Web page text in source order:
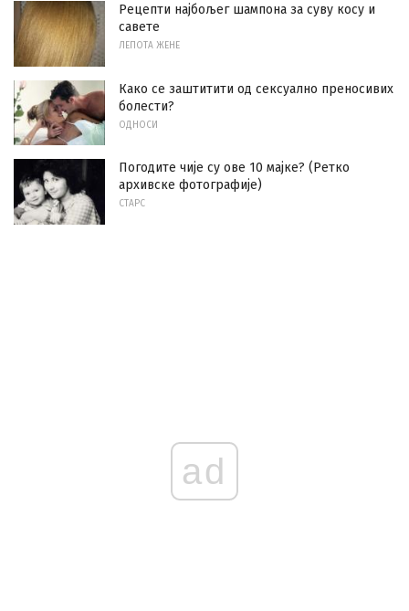
Рецепти најбољег шампона за суву косу и
савете
ЛЕПОТА ЖЕНЕ
Како се заштитити од сексуално преносивих
болести?
ОДНОСИ
Погодите чије су ове 10 мајке? (Ретко
архивске фотографије)
СТАРС
ad